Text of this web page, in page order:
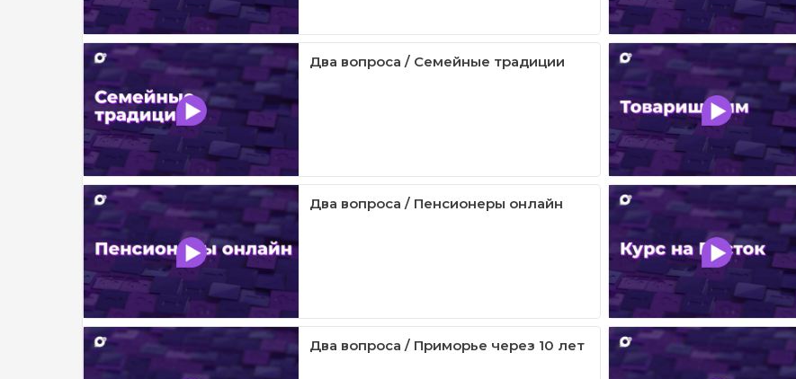
Два вопроса / Семейные традиции
Два вопроса / Пенсионеры онлайн
Два вопроса / Приморье через 10 лет